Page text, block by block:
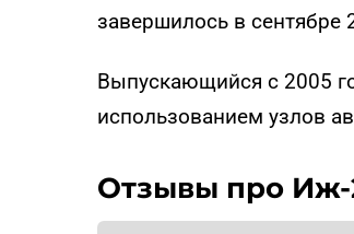
завершилось в
Выпускающийся с 2005
использованием узлов
Отзывы про Иж-